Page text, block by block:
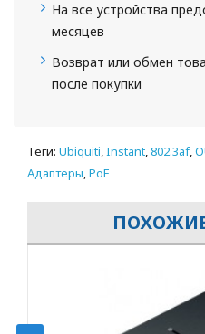
На все устройства
месяцев
Возврат или обмен
после покупки
Теги: Ubiquiti,Instant,802.3af,
Адаптеры,PoE